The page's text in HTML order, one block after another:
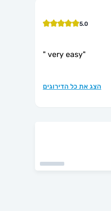
5.0
" very easy"
הצג את כל הדירוגים